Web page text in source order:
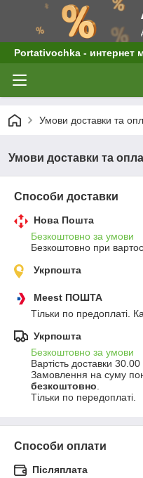
Portativochka - интернет
Умови доставки та
Умови доставки та
Способи доставки
Нова Пошта
Безкоштовно за умови
Безкоштовно при
Укрпошта
Meest ПОШТА
Тільки по предоплаті.
Укрпошта
Безкоштовно за умови
Вартість доставки 30.00
безкоштовно
Тільки по передоплаті.
Способи оплати
Післяплата